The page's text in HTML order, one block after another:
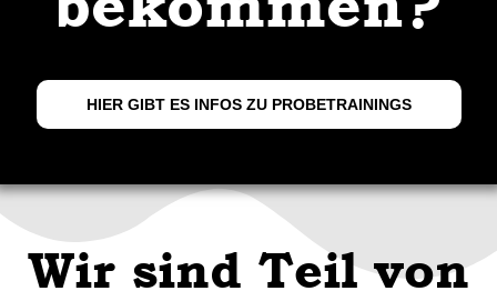
HIER GIBT ES INFOS ZU PROBETRAININGS
Wir sind Teil von